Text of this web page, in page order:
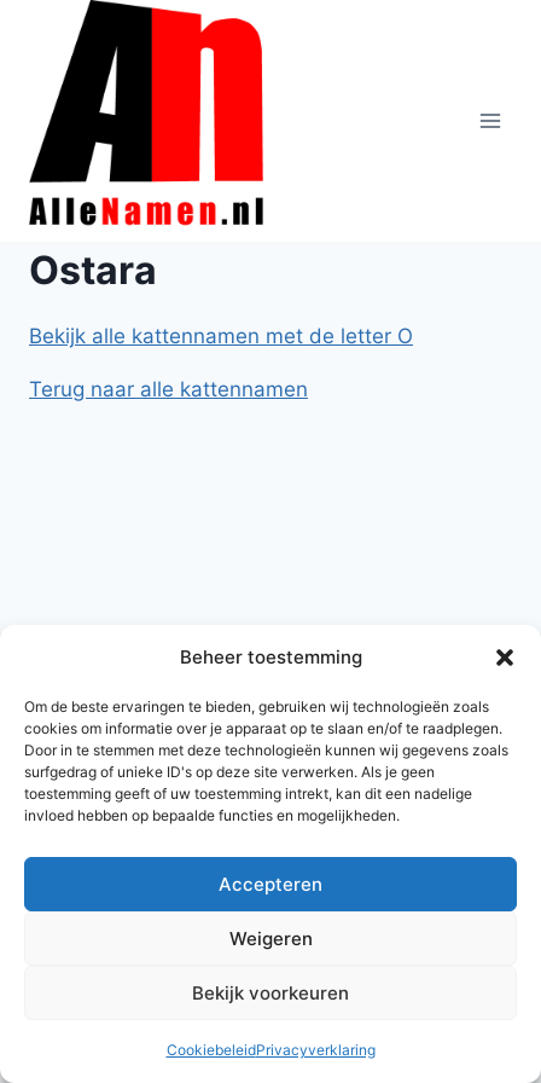
Beheer toestemming
Om de beste ervaringen te bieden, gebruiken wij technologieën zoals
cookies om informatie over je apparaat op te slaan en/of te raadplegen.
Door in te stemmen met deze technologieën kunnen wij gegevens zoals
surfgedrag of unieke ID's op deze site verwerken. Als je geen
toestemming geeft of uw toestemming intrekt, kan dit een nadelige
invloed hebben op bepaalde functies en mogelijkheden.
Accepteren
Weigeren
Bekijk voorkeuren
CookiebeleidPrivacyverklaring
Doorgaan
inhoud
Ostara
Bekijk alle kattennamen met de letter O
Terug naar alle kattennamen
© 2026 AlleNamen.nl